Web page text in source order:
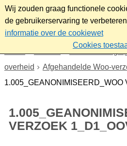
Wij zouden graag functionele
de gebruikerservaring te
informatie over de cookiewet
Cookies
Beleid- en
overheid
Afgehandelde Woo-
1.005_GEANONIMISEERD_WOO
VERZOEK